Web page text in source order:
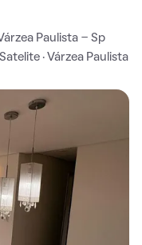
Paulista - Sp
· Várzea Paulista